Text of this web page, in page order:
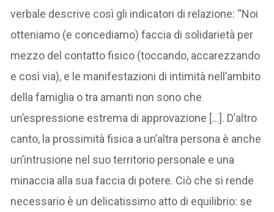
verbale descrive così gli indicatori di relazione: “Noi
otteniamo (e concediamo) faccia di solidarietà per
mezzo del contatto fisico (toccando, accarezzando
e così via), e le manifestazioni di intimità nell’ambito
della famiglia o tra amanti non sono che
un’espressione estrema di approvazione […]. D’altro
canto, la prossimità fisica a un’altra persona è anche
un’intrusione nel suo territorio personale e una
minaccia alla sua faccia di potere. Ciò che si rende
necessario è un delicatissimo atto di equilibrio: se